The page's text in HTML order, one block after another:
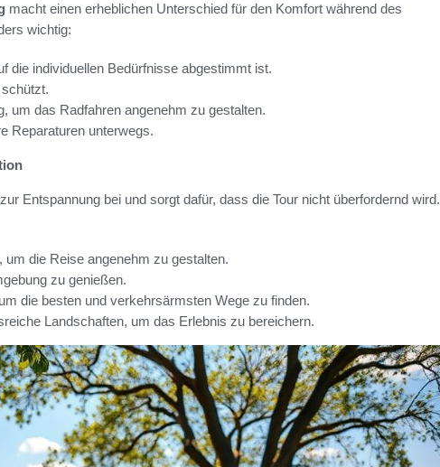
macht einen erheblichen Unterschied für den Komfort während des
wichtig:
die individuellen Bedürfnisse abgestimmt ist.
um das Radfahren angenehm zu gestalten.
Reparaturen unterwegs.
Entspannung bei und sorgt dafür, dass die Tour nicht überfordernd wird.
die Reise angenehm zu gestalten.
zu genießen.
die besten und verkehrsärmsten Wege zu finden.
Landschaften, um das Erlebnis zu bereichern.